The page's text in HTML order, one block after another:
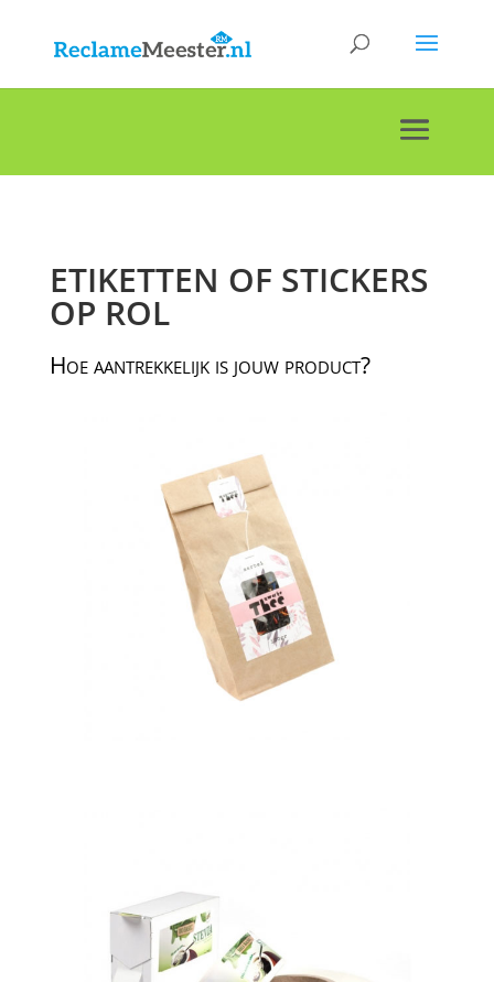
ETIKETTEN OF STICKERS
OP ROL
Hoe aantrekkelijk is jouw product?